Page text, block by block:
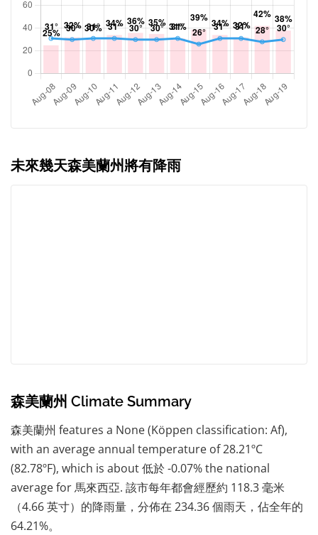
未來幾天森美蘭州將有降雨
森美蘭州 Climate Summary
森美蘭州 features a None (Köppen classification: Af),
with an average annual temperature of 28.21ºC
(82.78ºF), which is about 低於 -0.07% the national
average for 馬來西亞. 該市每年都會經歷約 118.3 毫米
（4.66 英寸）的降雨量，分佈在 234.36 個雨天，佔全年的
64.21%。